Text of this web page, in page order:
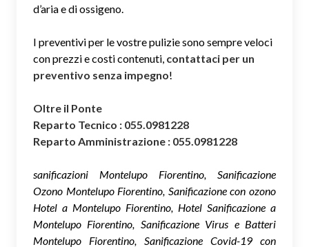
d’aria e di ossigeno.
I preventivi per le vostre pulizie sono sempre veloci
con prezzi e costi contenuti, contattaci per un
preventivo senza impegno!
Oltre il Ponte
Reparto Tecnico : 055.0981228
Reparto Amministrazione : 055.0981228
sanificazioni Montelupo Fiorentino, Sanificazione
Ozono Montelupo Fiorentino, Sanificazione con ozono
Hotel a Montelupo Fiorentino, Hotel Sanificazione a
Montelupo Fiorentino, Sanificazione Virus e Batteri
Montelupo Fiorentino, Sanificazione Covid-19 con